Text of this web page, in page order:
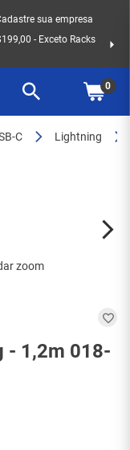
sua empresa
- Exceto Racks
0
C Lightning
- 1,2m 018-